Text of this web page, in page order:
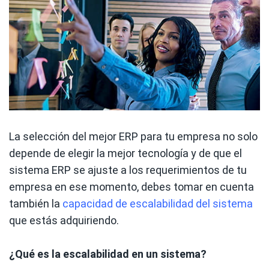
La selección del mejor ERP para tu empresa no solo
depende de elegir la mejor tecnología y de que el
sistema ERP se ajuste a los requerimientos de tu
empresa en ese momento, debes tomar en cuenta
también la capacidad de escalabilidad del sistema
que estás adquiriendo.
¿Qué es la escalabilidad en un sistema?